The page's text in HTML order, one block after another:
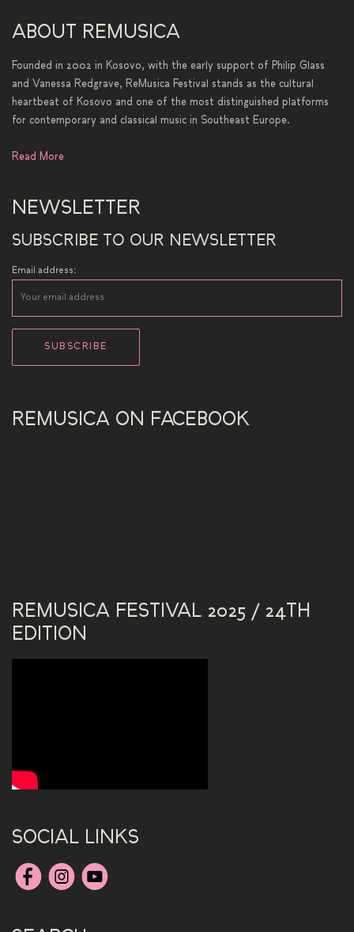
ABOUT REMUSICA
Founded in 2002 in Kosovo, with the early support of Philip Glass
and Vanessa Redgrave, ReMusica Festival stands as the cultural
heartbeat of Kosovo and one of the most distinguished platforms
for contemporary and classical music in Southeast Europe.
Read More
NEWSLETTER
SUBSCRIBE TO OUR NEWSLETTER
Email address:
REMUSICA ON FACEBOOK
REMUSICA FESTIVAL 2025 / 24TH
EDITION
SOCIAL LINKS